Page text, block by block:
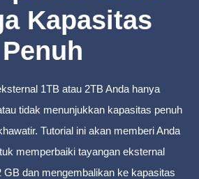
Kapasitas
Penuh
1TB atau 2TB Anda hanya
tidak menunjukkan kapasitas penuh
Tutorial ini akan memberi Anda
memperbaiki tayangan eksternal
GB dan mengembalikan ke kapasitas